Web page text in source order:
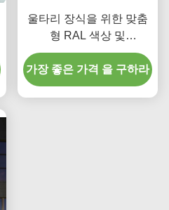
울타리 장식을 위한 맞춤
형 RAL 색상 및
1000x2000mm 표준 크기
의 분체 도장 알루미늄 레
이저 커팅 스크린 패널
가장 좋은 가격 을 구하라